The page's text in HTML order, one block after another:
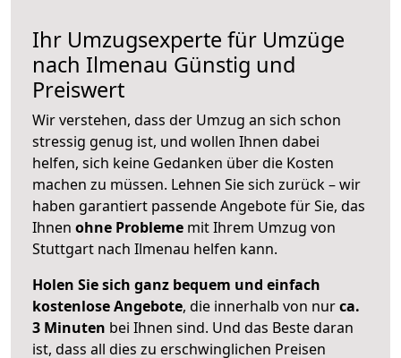
Ihr Umzugsexperte für Umzüge
nach Ilmenau Günstig und
Preiswert
Wir verstehen, dass der Umzug an sich schon
stressig genug ist, und wollen Ihnen dabei
helfen, sich keine Gedanken über die Kosten
machen zu müssen. Lehnen Sie sich zurück – wir
haben garantiert passende Angebote für Sie, das
Ihnen ohne Probleme mit Ihrem Umzug von
Stuttgart nach Ilmenau helfen kann.
Holen Sie sich ganz bequem und einfach
kostenlose Angebote, die innerhalb von nurca.
3 Minuten bei Ihnen sind. Und das Beste daran
ist, dass all dies zu erschwinglichen Preisen